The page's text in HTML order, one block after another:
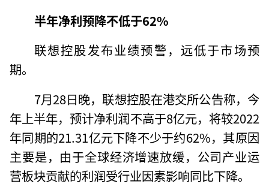
半年净利预降不低于62%
联想控股发布业绩预警，远低于市场预
期。
7月28日晚，联想控股在港交所公告称，今
年上半年，预计净利润不高于8亿元，将较2022
年同期的21.31亿元下降不少于约62%，其原因
主要是，由于全球经济增速放缓，公司产业运
营板块贡献的利润受行业因素影响同比下降。